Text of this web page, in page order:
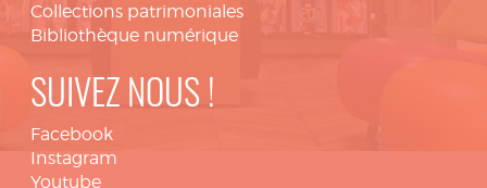
Collections patrimoniales
Bibliothèque numérique
SUIVEZ NOUS !
Facebook
Instagram
Youtube